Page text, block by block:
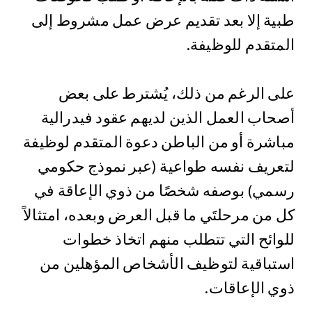
طبية إلا بعد تقديم عرض عمل مشروط إلى
المتقدم للوظيفة.
على الرغم من ذلك، يُشترط على بعض
أصحاب العمل الذين لديهم عقود فيدرالية
مباشرة أو من الباطن دعوة المتقدم لوظيفة
لتعريف نفسه طواعية (عبر نموذج حكومي
رسمي) بوصفه شخصًا من ذوي الإعاقة في
كل من مرحلتَي ما قبل العرض وبعده، امتثالاً
للوائح التي تتطلب منهم اتخاذ خطوات
استباقية لتوظيف الأشخاص المؤهلين من
ذوي الإعاقات.